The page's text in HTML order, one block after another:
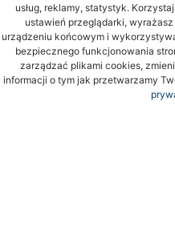
usług, reklamy, statystyk.
ustawień przeglądarki,
urządzeniu końcowym i
bezpiecznego funkcjonowania
zarządzać plikami cookies,
informacji o tym jak przetwarzamy